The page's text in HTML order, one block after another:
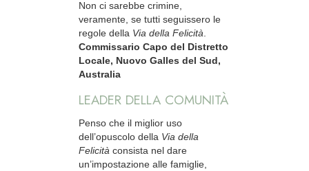
Non ci sarebbe crimine,
veramente, se tutti seguissero le
regole della Via della Felicità.
Commissario Capo del Distretto
Locale, Nuovo Galles del Sud,
Australia
LEADER DELLA COMUNITÀ
Penso che il miglior uso
dell’opuscolo della Via della
Felicità consista nel dare
un’impostazione alle famiglie,